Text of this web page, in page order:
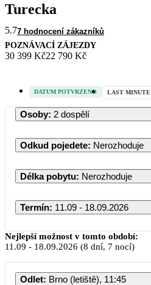
Turecka
5.77 hodnocení zákazníků
POZNÁVACÍ ZÁJEZDY
30 399 Kč22 790 Kč
DATUM POTVRZENO LAST MINUTE
Osoby: 2 dospělí
Odkud pojedete: Nerozhoduje
Délka pobytu: Nerozhoduje
Termín: 11.09 - 18.09.2026
PO ÚT
Nejlepší možnost v tomto období:
11.09 - 18.09.2026 (8 dní, 7 nocí)
Odlet: Brno (letiště), 11:45